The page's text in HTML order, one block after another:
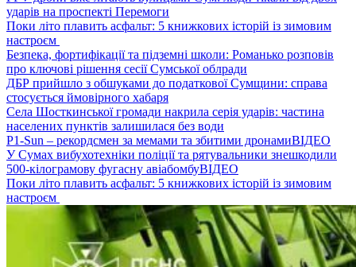
ударів на проспекті Перемоги
Поки літо плавить асфальт: 5 книжкових історій із зимовим
настроєм
Безпека, фортифікації та підземні школи: Романько розповів
про ключові рішення сесії Сумської облради
ДБР прийшло з обшуками до податкової Сумщини: справа
стосується ймовірного хабаря
Села Шосткинської громади накрила серія ударів: частина
населених пунктів залишилася без води
P1-Sun – рекордсмен за мемами та збитими дронамиВІДЕО
У Сумах вибухотехніки поліції та рятувальники знешкодили
500-кілограмову фугасну авіабомбуВІДЕО
Поки літо плавить асфальт: 5 книжкових історій із зимовим
настроєм